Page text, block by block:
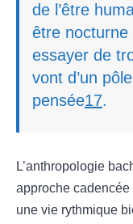
de l’être
être nocturne
essayer de
vont d’un
pensée17.
L’anthropologie
approche
une vie rythmique